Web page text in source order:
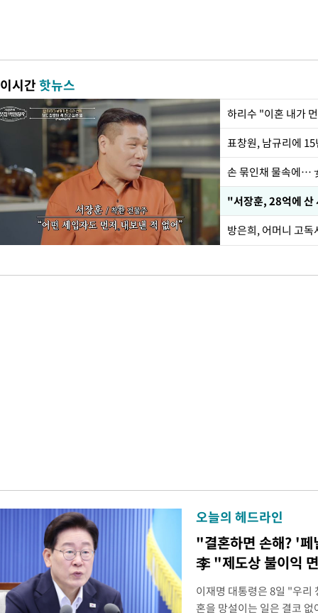
이시간핫뉴스
하리수 "이혼 내가
손 묶인채 물속에…
"서장훈, 28억에 산
방은희, 어머니 고
오늘의 헤드라인
"결혼하면 손해? '
李 "제도상 불이익
이재명 대통령은 8일 "우리
혼을 망설이는 일은 결코